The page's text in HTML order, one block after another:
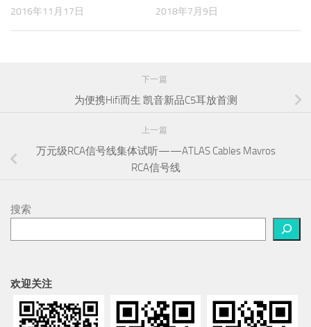
2016年11月17日 2018年7月9日
下一篇
为便携Hifi而生 凯音新品C5耳放首测
上一篇
万元级RCA信号线集体试听——ATLAS Cables Mavros
RCA信号线
搜索
欢迎关注